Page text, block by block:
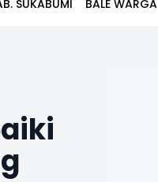
SUKABUMI BALE WARGA